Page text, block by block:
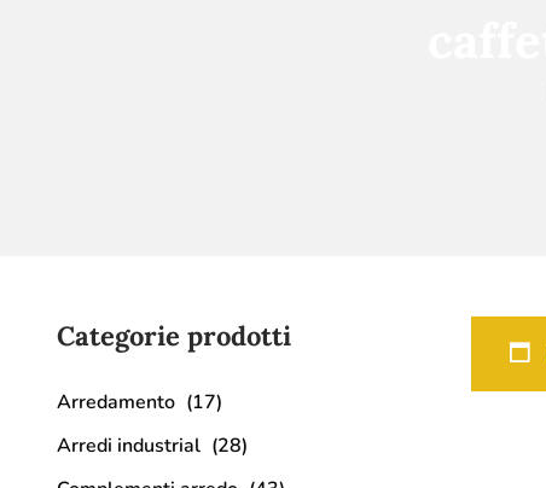
Categorie prodotti
Arredamento (17)
Arredi industrial (28)